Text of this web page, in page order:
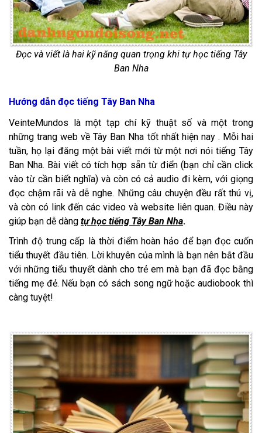
Đọc và viết là hai kỹ năng quan trọng khi tự học tiếng Tây
Ban Nha
Hướng dẫn đọc tiếng Tây Ban Nha
VeinteMundos là một tạp chí kỹ thuật số và một trong
những trang web về Tây Ban Nha tốt nhất hiện nay . Mỗi hai
tuần, họ lại đăng một bài viết mới từ một nơi nói tiếng Tây
Ban Nha. Bài viết có tích hợp sẵn từ điển (bạn chỉ cần click
vào từ cần biết nghĩa) và còn có cả audio đi kèm, với giọng
đọc chậm rãi và dễ nghe. Những câu chuyện đều rất thú vị,
và còn có link đến các video và website liên quan. Điều này
giúp bạn dễ dàng tự học tiếng Tây Ban Nha.
Trình độ trung cấp là thời điểm hoàn hảo để bạn đọc cuốn
tiểu thuyết đầu tiên. Lời khuyên của mình là bạn nên bắt đầu
với những tiểu thuyết dành cho trẻ em mà bạn đã đọc bằng
tiếng mẹ đẻ. Nếu bạn có sách song ngữ hoặc audiobook thì
càng tuyệt!